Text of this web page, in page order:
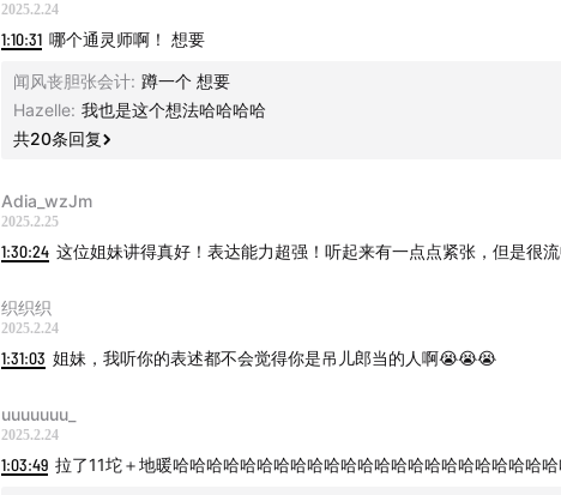
2025.2.24
1:10:31 哪个通灵师啊！ 想要
闻风丧胆张会计: 蹲一个 想要
Hazelle: 我也是这个想法哈哈哈哈
共20条回复
Adia_wzJm
2025.2.25
1:30:24 这位姐妹讲得真好！表达能力超强！听起来有一点点紧张，但是很流
织织织
2025.2.24
1:31:03 姐妹，我听你的表述都不会觉得你是吊儿郎当的人啊😭😭😭
uuuuuuu_
2025.2.24
1:03:49 拉了11坨＋地暖哈哈哈哈哈哈哈哈哈哈哈哈哈哈哈哈哈哈哈哈哈哈哈